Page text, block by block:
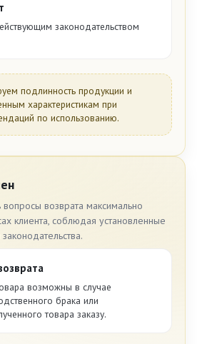
законодательством
подлинность продукции и
характеристикам при
по использованию.
возврата максимально
клиента, соблюдая установленные
возможны в случае
брака или
товара заказу.